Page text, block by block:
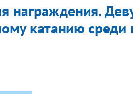
награждения.
катанию